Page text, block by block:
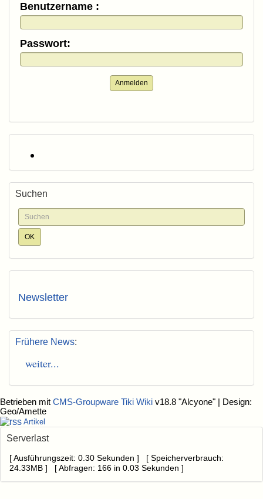
Benutzername :
Passwort:
Anmelden
Suchen
Newsletter
Frühere News:
weiter...
Betrieben mit CMS-Groupware Tiki Wiki v18.8 "Alcyone" | Design:
Geo/Amette
Artikel
Serverlast
[ Ausführungszeit: 0.30 Sekunden ] [ Speicherverbrauch:
24.33MB ] [ Abfragen: 166 in 0.03 Sekunden ]